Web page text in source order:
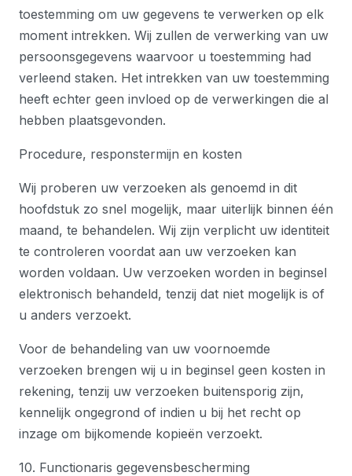
toestemming om uw gegevens te verwerken op elk
moment intrekken. Wij zullen de verwerking van uw
persoonsgegevens waarvoor u toestemming had
verleend staken. Het intrekken van uw toestemming
heeft echter geen invloed op de verwerkingen die al
hebben plaatsgevonden.
Procedure, responstermijn en kosten
Wij proberen uw verzoeken als genoemd in dit
hoofdstuk zo snel mogelijk, maar uiterlijk binnen één
maand, te behandelen. Wij zijn verplicht uw identiteit
te controleren voordat aan uw verzoeken kan
worden voldaan. Uw verzoeken worden in beginsel
elektronisch behandeld, tenzij dat niet mogelijk is of
u anders verzoekt.
Voor de behandeling van uw voornoemde
verzoeken brengen wij u in beginsel geen kosten in
rekening, tenzij uw verzoeken buitensporig zijn,
kennelijk ongegrond of indien u bij het recht op
inzage om bijkomende kopieën verzoekt.
10. Functionaris gegevensbescherming